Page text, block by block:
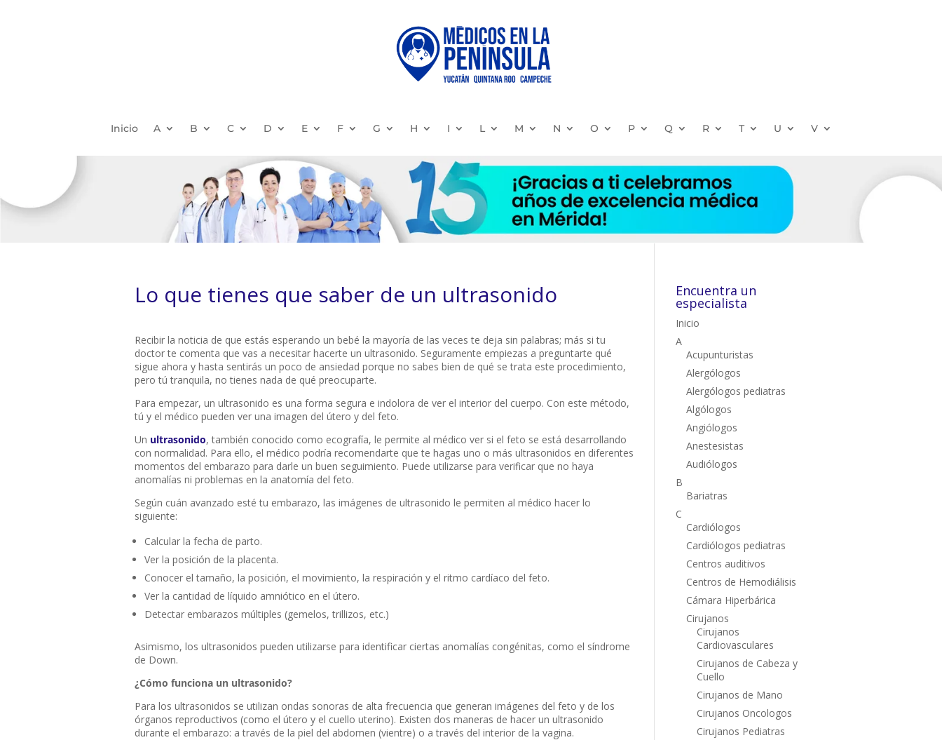
Inicio A B C D E F G H I L M N O P Q R T U V
Lo que tienes que saber de un ultrasonido
Recibir la noticia de que estás esperando un bebé la mayoría de las veces te deja sin palabras; más si tu
doctor te comenta que vas a necesitar hacerte un ultrasonido. Seguramente empiezas a preguntarte qué
sigue ahora y hasta sentirás un poco de ansiedad porque no sabes bien de qué se trata este procedimiento,
pero tú tranquila, no tienes nada de qué preocuparte.
Para empezar, un ultrasonido es una forma segura e indolora de ver el interior del cuerpo. Con este método,
tú y el médico pueden ver una imagen del útero y del feto.
Un ultrasonido, también conocido como ecografía, le permite al médico ver si el feto se está desarrollando
con normalidad. Para ello, el médico podría recomendarte que te hagas uno o más ultrasonidos en diferentes
momentos del embarazo para darle un buen seguimiento. Puede utilizarse para verificar que no haya
anomalías ni problemas en la anatomía del feto.
Según cuán avanzado esté tu embarazo, las imágenes de ultrasonido le permiten al médico hacer lo
siguiente:
Calcular la fecha de parto.
Ver la posición de la placenta.
Conocer el tamaño, la posición, el movimiento, la respiración y el ritmo cardíaco del feto.
Ver la cantidad de líquido amniótico en el útero.
Detectar embarazos múltiples (gemelos, trillizos, etc.)
Asimismo, los ultrasonidos pueden utilizarse para identificar ciertas anomalías congénitas, como el síndrome
de Down.
¿Cómo funciona un ultrasonido?
Para los ultrasonidos se utilizan ondas sonoras de alta frecuencia que generan imágenes del feto y de los
órganos reproductivos (como el útero y el cuello uterino). Existen dos maneras de hacer un ultrasonido
durante el embarazo: a través de la piel del abdomen (vientre) o a través del interior de la vagina.
Encuentra un
especialista
Inicio
A
Acupunturistas
Alergólogos
Alergólogos pediatras
Algólogos
Angiólogos
Anestesistas
Audiólogos
B
Bariatras
C
Cardiólogos
Cardiólogos pediatras
Centros auditivos
Centros de Hemodiálisis
Cámara Hiperbárica
Cirujanos
Cirujanos
Cardiovasculares
Cirujanos de Cabeza y
Cuello
Cirujanos de Mano
Cirujanos Oncologos
Cirujanos Pediatras